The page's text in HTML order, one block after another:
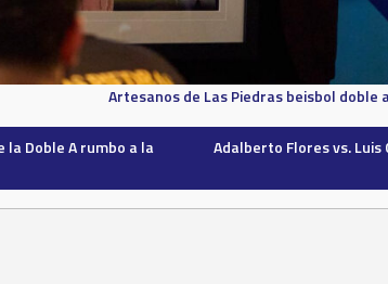
Artesanos de Las Piedrasbeisbol doble
Doble A rumbo a la
Adalberto Flores vs.